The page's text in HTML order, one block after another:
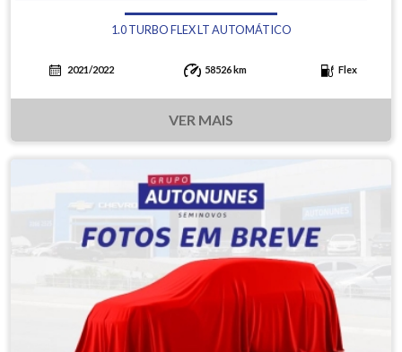
1.0 TURBO FLEX LT AUTOMÁTICO
2021/2022 58526 km Flex
VER MAIS